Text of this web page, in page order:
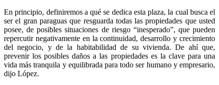
En principio, definiremos a qué se dedica esta plaza, la cual busca el
ser el gran paraguas que resguarda todas las propiedades que usted
posee, de posibles situaciones de riesgo “inesperado”, que pueden
repercutir negativamente en la continuidad, desarrollo y crecimiento
del negocio, y de la habitabilidad de su vivienda. De ahí que,
prevenir los posibles daños a las propiedades es la clave para una
vida más tranquila y equilibrada para todo ser humano y empresario,
dijo López.